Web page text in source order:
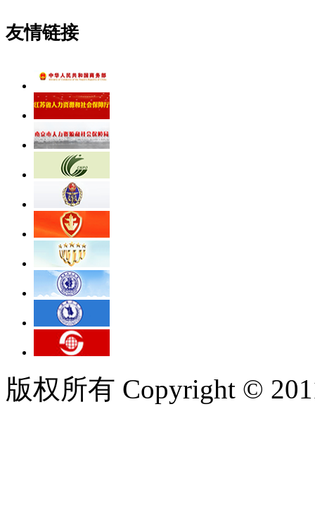
友情链接
版权所有 Copyright ©